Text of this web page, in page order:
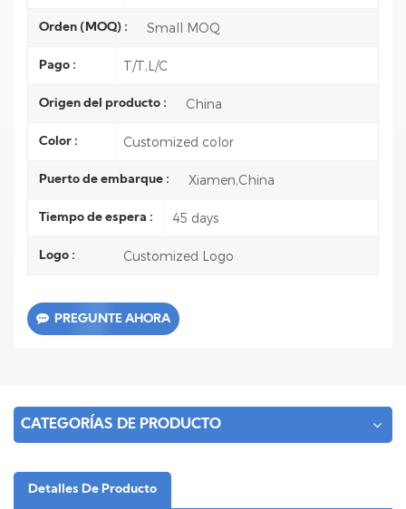
Orden (MOQ) : Small MOQ
Pago : T/T,L/C
Origen del producto : China
Color : Customized color
Puerto de embarque : Xiamen,China
Tiempo de espera : 45 days
Logo : Customized Logo
PREGUNTE AHORA
CATEGORÍAS DE PRODUCTO
Detalles De Producto